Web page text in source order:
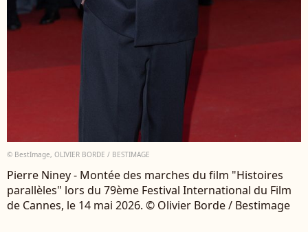
© BestImage, OLIVIER BORDE / BESTIMAGE
Pierre Niney - Montée des marches du film "Histoires
parallèles" lors du 79ème Festival International du Film
de Cannes, le 14 mai 2026. © Olivier Borde / Bestimage